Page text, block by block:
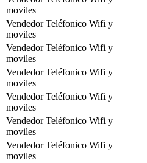
moviles
Vendedor Teléfonico Wifi y
moviles
Vendedor Teléfonico Wifi y
moviles
Vendedor Teléfonico Wifi y
moviles
Vendedor Teléfonico Wifi y
moviles
Vendedor Teléfonico Wifi y
moviles
Vendedor Teléfonico Wifi y
moviles